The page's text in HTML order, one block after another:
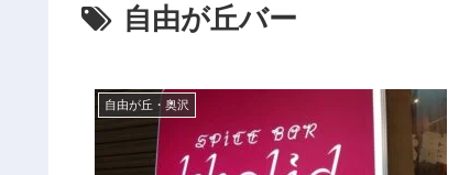
自由が丘バー
自由が丘・奥沢